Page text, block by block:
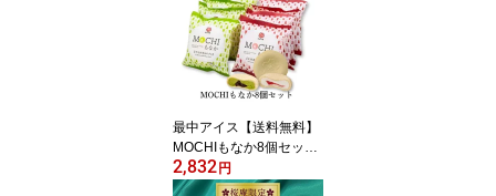
大容量 自宅用 業務用ア
イス ご褒美 イベント 景
品 賞品 冷凍スイーツ カ
フェ レストラン 母の日
父の日 御中元
最中アイス【送料無料】
MOCHIもなか8個セット
2種 【別売りのラッピン
グ購入でギフトにもでき
2,832円